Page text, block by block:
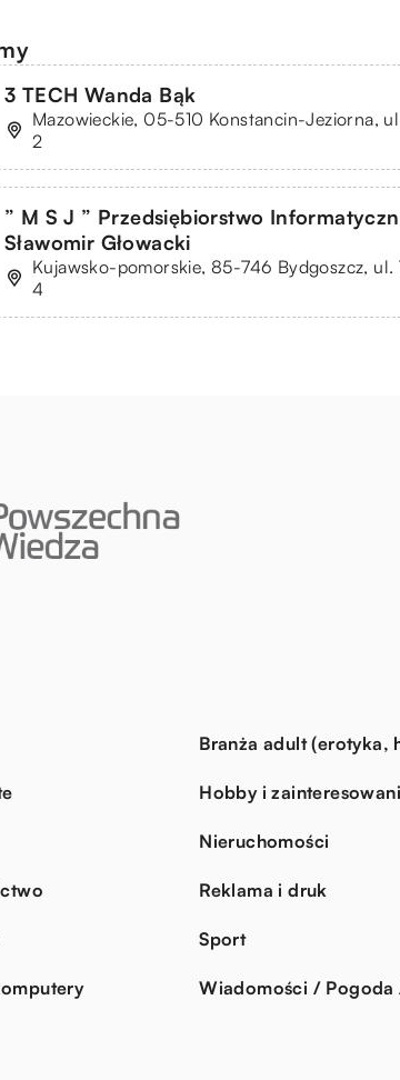
3 TECH Wanda Bąk
Mazowieckie, 05-510 Konstancin-Jeziorna,
2
” M S J ” Przedsiębiorstwo
Sławomir Głowacki
Kujawsko-pomorskie, 85-746 Bydgoszcz, ul.
4
Branża adult (erotyka,
Hobby i
Nieruchomości
Reklama i druk
Sport
Wiadomości /